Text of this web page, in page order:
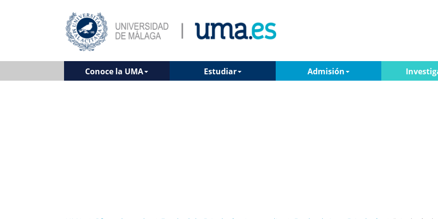
Conoce la UMA Estudiar Admisión